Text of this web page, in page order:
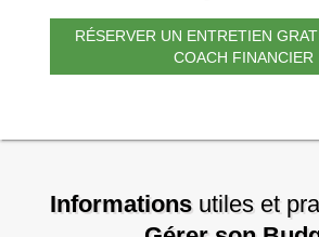
RÉSERVER UN ENTRETIEN
COACH FINANCIER
Informationsutiles et